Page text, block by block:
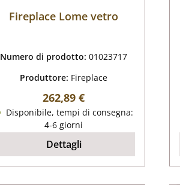
Fireplace Lome vetro
Numero di prodotto:01023717
Produttore: Fireplace
Prezzo normale:
262,89 €
Disponibile, tempi di consegna:
4-6 giorni
Dettagli